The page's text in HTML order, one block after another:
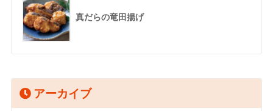
真だらの竜田揚げ
アーカイブ